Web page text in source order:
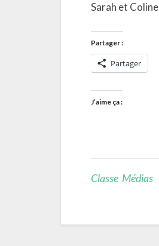
Sarah et Coline
Partager :
Partager
J’aime ça :
Classe Médias